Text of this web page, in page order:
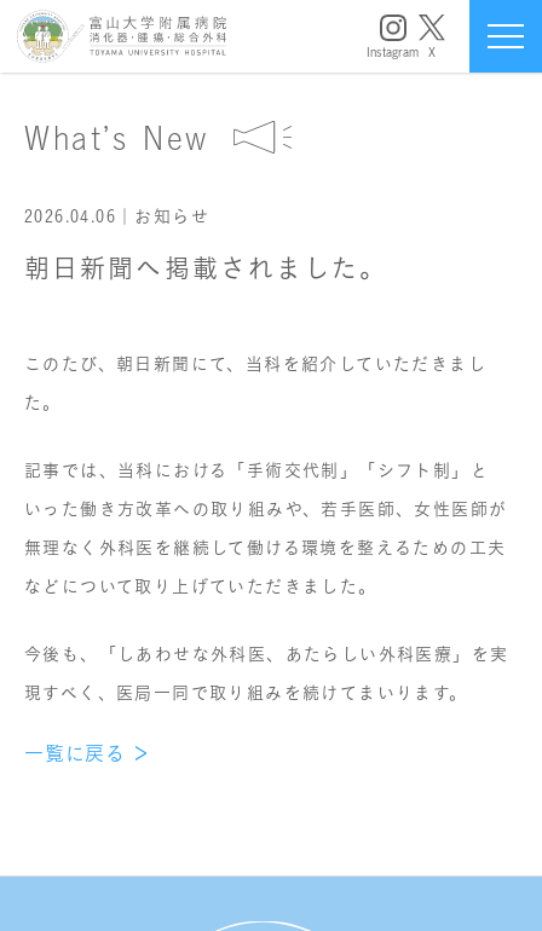
Instagram X
What’s New
2026.04.06 ｜お知らせ
朝日新聞へ掲載されました。
このたび、朝日新聞にて、当科を紹介していただきまし
た。
記事では、当科における「手術交代制」「シフト制」と
いった働き方改革への取り組みや、若手医師、女性医師が
無理なく外科医を継続して働ける環境を整えるための工夫
などについて取り上げていただきました。
今後も、「しあわせな外科医、あたらしい外科医療」を実
現すべく、医局一同で取り組みを続けてまいります。
一覧に戻る